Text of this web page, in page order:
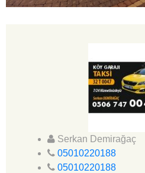
Serkan Demirağaç
05010220188
05010220188